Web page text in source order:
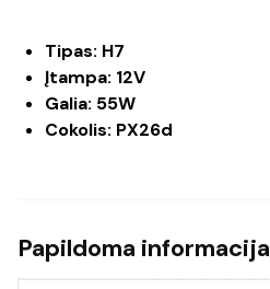
Tipas: H7
Įtampa: 12V
Galia: 55W
Cokolis: PX26d
Papildoma informacija